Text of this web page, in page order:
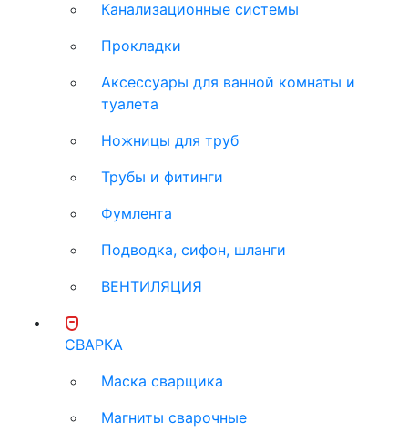
Канализационные системы
Прокладки
Аксессуары для ванной комнаты и
туалета
Ножницы для труб
Трубы и фитинги
Фумлента
Подводка, сифон, шланги
ВЕНТИЛЯЦИЯ
СВАРКА
Маска сварщика
Магниты сварочные